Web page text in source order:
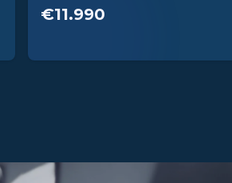
€11.990